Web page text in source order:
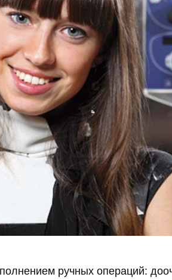
ручных операций: